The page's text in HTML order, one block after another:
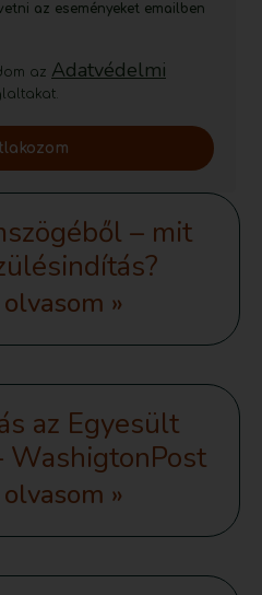
az eseményeket emailben
az Adatvédelmi
– mit
»
az Egyesült
WashigtonPost
»